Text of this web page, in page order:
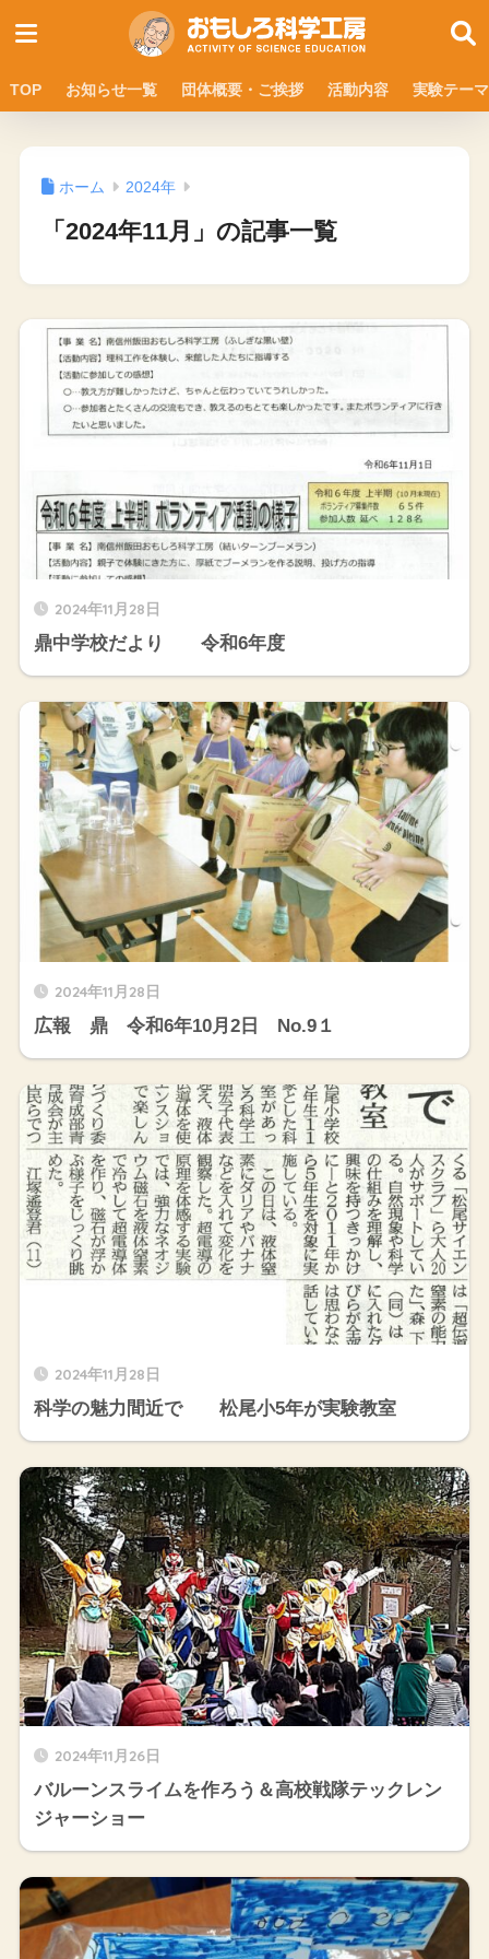
TOP お知らせ一覧 団体概要・ご挨拶 活動内容 実験テーマ
ホーム 2024年
「2024年11月」の記事一覧
2024年11月28日
鼎中学校だより 令和6年度
2024年11月28日
広報 鼎 令和6年10月2日 No.9１
2024年11月28日
科学の魅力間近で 松尾小5年が実験教室
2024年11月26日
バルーンスライムを作ろう＆高校戦隊テックレン
ジャーショー